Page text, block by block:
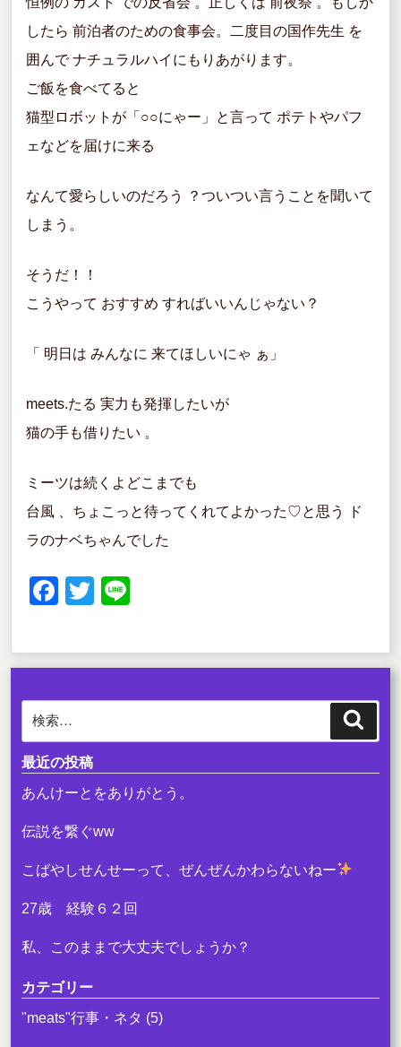
k
したら 前泊者のための食事会。二度目の国作先生 を
囲んで ナチュラルハイにもりあがります。
ご飯を食べてると
猫型ロボットが「○○にゃー」と言って ポテトやパフ
ェなどを届けに来る
なんて愛らしいのだろう ？ついつい言うことを聞いて
しまう。
そうだ！！
こうやって おすすめ すればいいんじゃない？
「 明日は みんなに 来てほしいにゃ ぁ」
meets.たる 実力も発揮したいが
猫の手も借りたい 。
ミーツは続くよどこまでも
台風 、ちょこっと待ってくれてよかった♡と思う ド
ラのナベちゃんでした
F
c
e
b
o
o
k
T
tt
er
e
検
最近の投稿
あんけーとをありがとう。
伝説を繋ぐww
こばやしせんせーって、ぜんぜんかわらないねー
27歳 経験６２回
私、このままで大丈夫でしょうか？
カテゴリー
"meats"行事・ネタ (5)